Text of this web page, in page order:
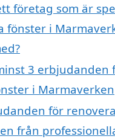
företag som är
fönster i
3 erbjudanden
i Marmaverken
för
från